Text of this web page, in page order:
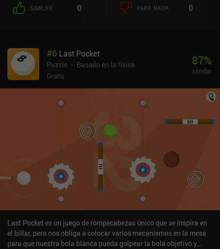
SIMILAR 0 PARA NADA 0
#6 Last Pocket
Puzzle
Basado en la física
Gratis
87%
similar
Last Pocket es un juego de rompecabezas único que se inspira en
el billar, pero nos obliga a colocar varios mecanismos en la mesa
para que nuestra bola blanca pueda golpear la bola objetivo y